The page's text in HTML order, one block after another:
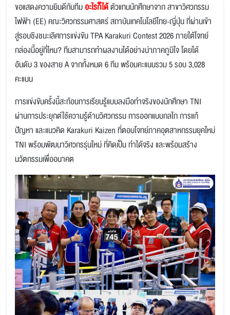
ขอแสดงความยินดีกับทีมอะไรก็ได้ตัวแทนนักศึกษาจาก สาขาวิศวกรรม
ไฟฟ้า (EE) คณะวิศวกรรมศาสตร์ สถาบันเทคโนโลยีไทย-ญี่ปุ่น ที่ผ่านเข้า
สู่รอบชิงชนะเลิศการแข่งขัน TPA Karakuri Contest 2026 ภายใต้โจทย์
กล่องนี้อยู่ที่ไหน? ทีมสามารถทำผลงานได้อย่างน่าภาคภูมิใจ โดยได้
อันดับ 3 ของสาย A จากทั้งหมด 6 ทีม พร้อมคะแนนรวม 5 รอบ 3,028
คะแนน
การแข่งขันครั้งนี้สะท้อนการเรียนรู้แบบลงมือทำจริงของนักศึกษา TNI
ผ่านการประยุกต์ใช้ความรู้ด้านวิศวกรรม การออกแบบกลไก การแก้
ปัญหา และแนวคิด Karakuri Kaizen ที่ตอบโจทย์ภาคอุตสาหกรรมยุคใหม่
TNI พร้อมพัฒนาวิศวกรรุ่นใหม่ ที่คิดเป็น ทำได้จริง และพร้อมสร้าง
นวัตกรรมเพื่ออนาคต